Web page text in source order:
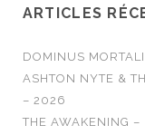
ARTICLES
DOMINUS
ASHTON NYTE &
– 2026
THE AWAKENING